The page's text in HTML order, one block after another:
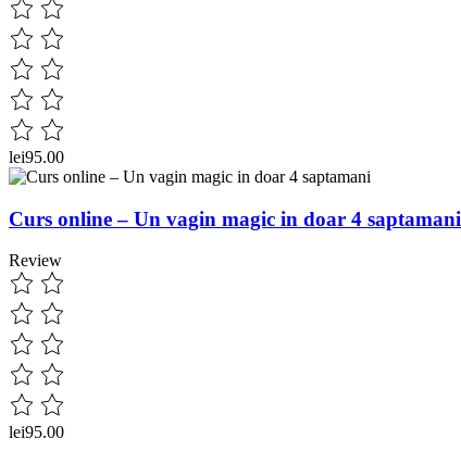
lei95.00
Curs online – Un vagin magic in doar 4 saptamani
Review
lei95.00